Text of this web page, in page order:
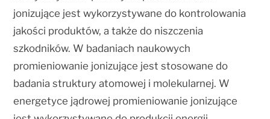
jonizujące jest wykorzystywane do kontrolowania
jakości produktów, a także do niszczenia
szkodników. W badaniach naukowych
promieniowanie jonizujące jest stosowane do
badania struktury atomowej i molekularnej. W
energetyce jądrowej promieniowanie jonizujące